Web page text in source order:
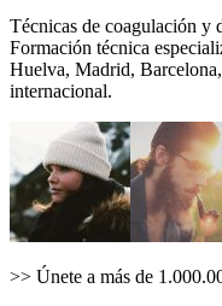
Técnicas de coagulación y
Formación técnica
Huelva, Madrid,
internacional.
>> Únete a más de